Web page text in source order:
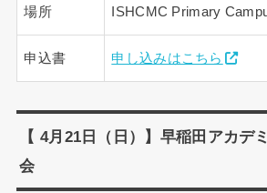
場所 ISHCMC Primary
申込書 申し込みはこちら
【 4月21日（日）】早稲田アカデ
会